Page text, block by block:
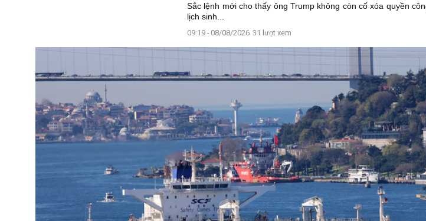
Sắc lệnh mới cho thấy ông Trump không còn cố xóa quyền
lịch sinh...
09:19 - 08/08/2026 31 lượt xem